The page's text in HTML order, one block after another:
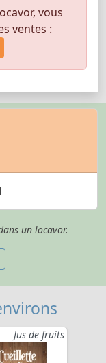
vous
ventes :
un locavor.
Jus de fruits